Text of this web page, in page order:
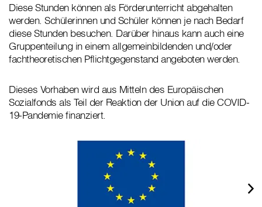
Diese Stunden können als Förderunterricht abgehalten
werden. Schülerinnen und Schüler können je nach Bedarf
diese Stunden besuchen. Darüber hinaus kann auch eine
Gruppenteilung in einem allgemeinbildenden und/oder
fachtheoretischen Pflichtgegenstand angeboten werden.
Dieses Vorhaben wird aus Mitteln des Europäischen
Sozialfonds als Teil der Reaktion der Union auf die COVID-
19-Pandemie finanziert.